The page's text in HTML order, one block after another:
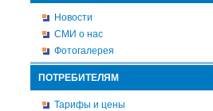
Новости
СМИ о нас
Фотогалерея
ПОТРЕБИТЕЛЯМ
Тарифы и цены